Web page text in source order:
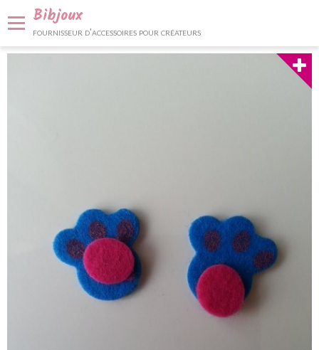
Bibjoux
fournisseur d'accessoires pour créateurs